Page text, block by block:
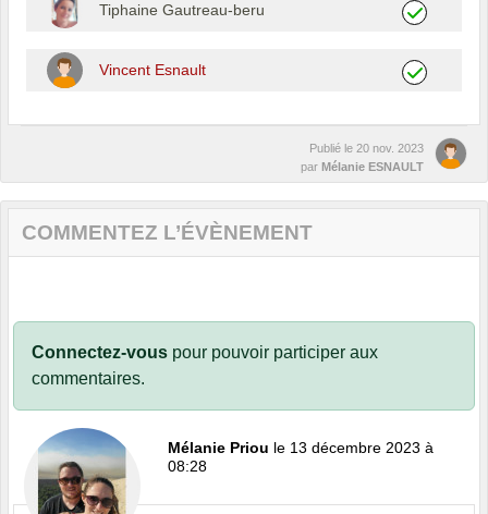
Tiphaine Gautreau-beru
Vincent Esnault
Publié le 20 nov. 2023
par Mélanie ESNAULT
COMMENTEZ L’ÉVÈNEMENT
Connectez-vous pour pouvoir participer aux
commentaires.
Mélanie Priou le 13 décembre 2023 à
08:28